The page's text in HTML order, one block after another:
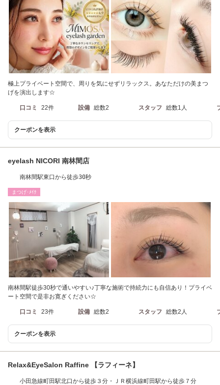
極上プライベート空間で、周りを気にせずリラックス。あなただけの美まつ
げを演出します☆
口コミ 22件 設備 総数2 スタッフ 総数1人
クーポンを表示
eyelash NICORI 南林間店
南林間駅東口から徒歩30秒
まつげ･ﾒｲｸ
南林間駅徒歩30秒で通いやすい♪丁寧な施術で持続力にも自信あり！プライベ
ート空間で是非お寛ぎください☆
口コミ 23件 設備 総数2 スタッフ 総数2人
クーポンを表示
Relax&EyeSalon Raffine 【ラフィーネ】
小田急線町田駅北口から徒歩３分・ＪＲ横浜線町田駅から徒歩７分